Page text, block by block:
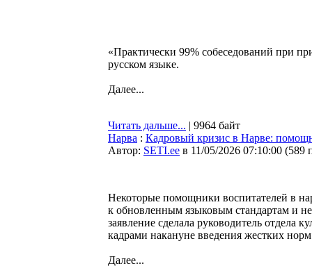
«Практически 99% собеседований при
русском языке.
Далее...
Читать дальше... | 9964 байт
Нарва : Кадровый кризис в Нарве:
Автор: SETI.ee в 11/05/2026 07:10:00 (589
Некоторые помощники воспитателей в
к обновленным языковым стандартам и
заявление сделала руководитель отдела
кадрами накануне введения жестких норм
Далее...